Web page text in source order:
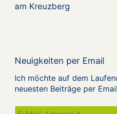
am Kreuzberg
Neuigkeiten per Email
Ich möchte auf dem
neuesten Beiträge per